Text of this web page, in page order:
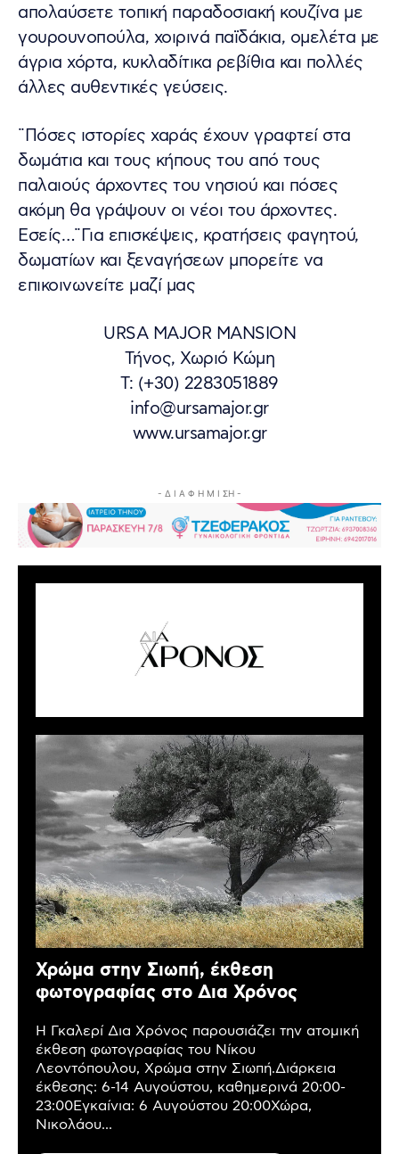
απολαύσετε τοπική παραδοσιακή κουζίνα με
γουρουνοπούλα, χοιρινά παϊδάκια, ομελέτα με
άγρια χόρτα, κυκλαδίτικα ρεβίθια και πολλές
άλλες αυθεντικές γεύσεις.
¨Πόσες ιστορίες χαράς έχουν γραφτεί στα
δωμάτια και τους κήπους του από τους
παλαιούς άρχοντες του νησιού και πόσες
ακόμη θα γράψουν οι νέοι του άρχοντες.
Εσείς…¨Για επισκέψεις, κρατήσεις φαγητού,
δωματίων και ξεναγήσεων μπορείτε να
επικοινωνείτε μαζί μας
URSA MAJOR MANSION
Τήνος, Χωριό Κώμη
T: (+30) 2283051889
info@ursamajor.gr
www.ursamajor.gr
- Δ Ι Α Φ Η Μ Ι ΣΗ -
Χρώμα στην Σιωπή, έκθεση
φωτογραφίας στο Δια Χρόνος
Η Γκαλερί Δια Χρόνος παρουσιάζει την ατομική
έκθεση φωτογραφίας του Νίκου
Λεοντόπουλου, Χρώμα στην Σιωπή.Διάρκεια
έκθεσης: 6-14 Αυγούστου, καθημερινά 20:00-
23:00Εγκαίνια: 6 Αυγούστου 20:00Χώρα,
Νικολάου...